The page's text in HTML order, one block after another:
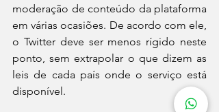
moderação de conteúdo da plataforma
em várias ocasiões. De acordo com ele,
o Twitter deve ser menos rígido neste
ponto, sem extrapolar o que dizem as
leis de cada país onde o serviço está
disponível.